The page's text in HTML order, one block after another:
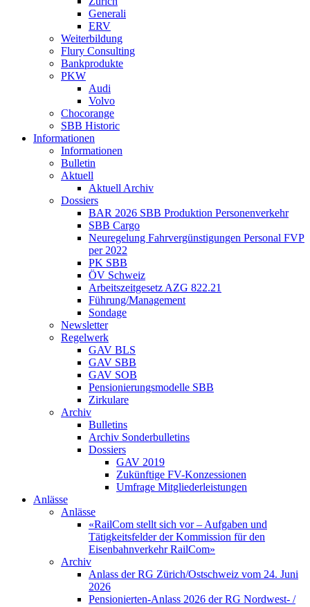
Generali
ERV
Weiterbildung
Flury Consulting
Bankprodukte
PKW
Audi
Volvo
Chocorange
SBB Historic
Informationen
Informationen
Bulletin
Aktuell
Aktuell Archiv
Dossiers
BAR 2026 SBB Produktion Personenverkehr
SBB Cargo
Neuregelung Fahrvergünstigungen Personal FVP
per 2022
PK SBB
ÖV Schweiz
Arbeitszeitgesetz AZG 822.21
Führung/Management
Sondage
Newsletter
Regelwerk
GAV BLS
GAV SBB
GAV SOB
Pensionierungsmodelle SBB
Zirkulare
Archiv
Bulletins
Archiv Sonderbulletins
Dossiers
GAV 2019
Zukünftige FV-Konzessionen
Umfrage Mitgliederleistungen
Anlässe
Anlässe
«RailCom stellt sich vor – Aufgaben und
Tätigkeitsfelder der Kommission für den
Eisenbahnverkehr RailCom»
Archiv
Anlass der RG Zürich/Ostschweiz vom 24. Juni
2026
Pensionierten-Anlass 2026 der RG Nordwest- /